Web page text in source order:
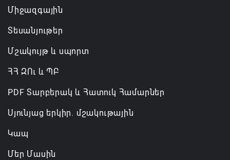
Միջազգային
Տեսանյութեր
Մշակույթ և սպորտ
ՀՀ ԶՈւ և ՊԲ
PDF Տարբերակ և Հատուկ Համարներ
Սյունյաց երկիր. մշակութային
Կապ
Մեր Մասին